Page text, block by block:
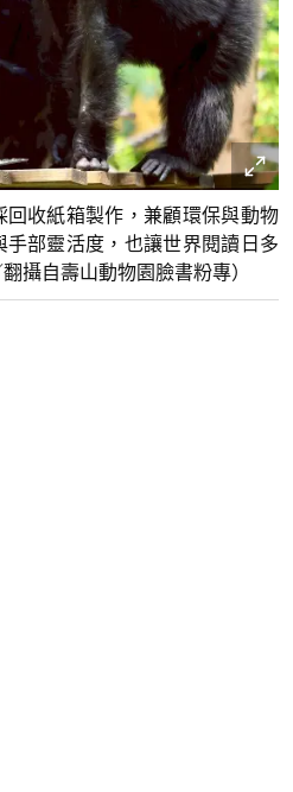
收紙箱製作，兼顧環保與動物
部靈活度，也讓世界閱讀日多
攝自壽山動物園臉書粉專）